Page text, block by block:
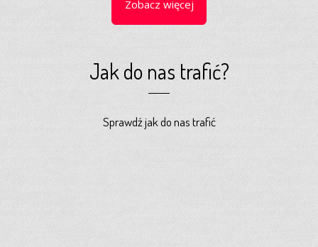
Zobacz więcej
Jak do nas trafić?
Sprawdź jak do nas trafić